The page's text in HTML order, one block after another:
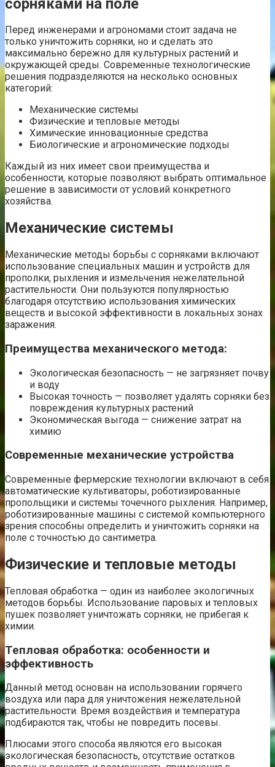
Перед инженерами и агрономами стоит задача не
только уничтожить сорняки, но и сделать это
максимально бережно для культурных растений и
окружающей среды. Современные технологические
решения подразделяются на несколько основных
категорий:
Механические системы
Физические и тепловые методы
Химические инновационные средства
Биологические и агрономические подходы
Каждый из них имеет свои преимущества и
особенности, которые позволяют выбрать оптимальное
решение в зависимости от условий конкретного
хозяйства.
Механические системы
Механические методы борьбы с сорняками включают
использование специальных машин и устройств для
прополки, рыхления и измельчения нежелательной
растительности. Они пользуются популярностью
благодаря отсутствию использования химических
веществ и высокой эффективности в локальных зонах
заражения.
Преимущества механического метода:
Экологическая безопасность — не загрязняет почву
и воду
Высокая точность — позволяет удалять сорняки без
повреждения культурных растений
Экономическая выгода — снижение затрат на
химию
Современные механические устройства
Современные фермерские технологии включают в себя
автоматические культиваторы, роботизированные
пропольщики и системы точечного рыхления. Например,
роботизированные машины с системой компьютерного
зрения способны определить и уничтожить сорняки на
поле с точностью до сантиметра.
Физические и тепловые методы
Тепловая обработка — один из наиболее экологичных
методов борьбы. Использование паровых и тепловых
пушек позволяет уничтожать сорняки, не прибегая к
химии.
Тепловая обработка: особенности и
эффективность
Данный метод основан на использовании горячего
воздуха или пара для уничтожения нежелательной
растительности. Время воздействия и температура
подбираются так, чтобы не повредить посевы.
Плюсами этого способа являются его высокая
экологическая безопасность, отсутствие остатков